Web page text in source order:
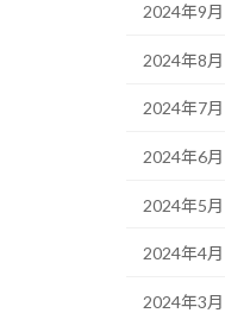
2024年9月
2024年8月
2024年7月
2024年6月
2024年5月
2024年4月
2024年3月